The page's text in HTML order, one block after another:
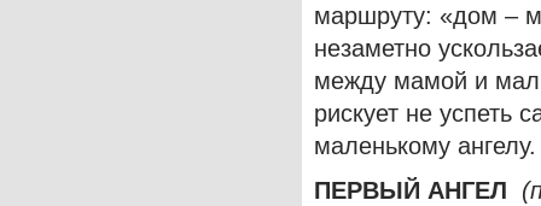
маршруту: «дом –
незаметно
между мамой и
рискует не успеть
маленькому ангелу.
ПЕРВЫЙ АНГЕЛ